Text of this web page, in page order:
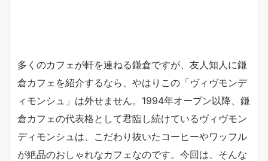
多くのカフェが軒を連ねる鎌倉ですが、友人知人に鎌
倉カフェを紹介するなら、やはりこの「ヴィヴモンデ
ィモンシュ」は外せません。1994年オープン以降、鎌
倉カフェの代表格として君臨し続けているヴィヴモン
ディモンシュは、こだわり抜いたコーヒーやワッフル
が絶品のおしゃれなカフェなのです。今回は、そんな